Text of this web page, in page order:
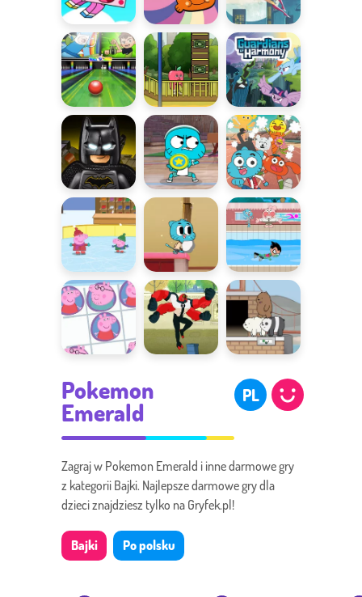
W obronie
królestwa!
Rocznik
Darwina
Superspóźnienie
Superkręgle
Podłoga to
lawa
Guardians of
Harmony
Pędem przez
Gotham City
Pojedynek
Dysków
Olimpiada
Gumballa
Liczenie na
łyżwach
Ucieczka z
Elmore
Letnie
Igrzyska
i krzyżyk
światu
pudełkach
Pokemon
Emerald
PL
Zagraj w Pokemon Emerald i inne darmowe gry
z kategorii Bajki. Najlepsze darmowe gry dla
dzieci znajdziesz tylko na Gryfek.pl!
Bajki Po polsku